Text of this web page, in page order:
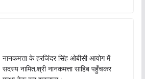
नानकमत्ता के हरजिंदर सिंह ओबीसी आयोग में
सदस्य नामित,श्री नानकमत्ता साहिब पहुँचकर